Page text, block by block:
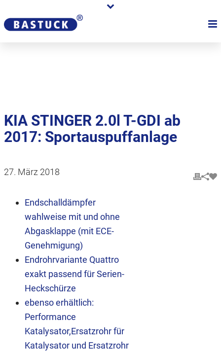
Händler
KIA STINGER 2.0l T-GDI ab
2017: Sportauspuffanlage
27. März 2018
Endschalldämpfer
wahlweise mit und ohne
Abgasklappe (mit ECE-
Genehmigung)
Endrohrvariante Quattro
exakt passend für Serien-
Heckschürze
ebenso erhältlich:
Performance
Katalysator,Ersatzrohr für
Katalysator und Ersatzrohr